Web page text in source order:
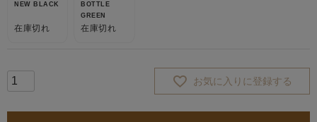
NEW BLACK
在庫切れ
BOTTLE
GREEN
在庫切れ
お気に入りに登録する